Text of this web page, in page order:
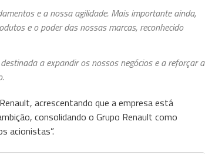
e a nossa agilidade. Mais importante ainda,
e o poder das nossas marcas, reconhecido
a expandir os nossos negócios e a reforçar a
acrescentando que a empresa está
consolidando o Grupo Renault como
acionistas”.